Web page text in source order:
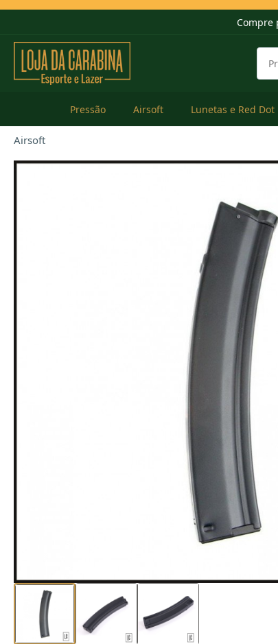
Compre
Pressão Airsoft Lunetas e Red Dot
Airsoft